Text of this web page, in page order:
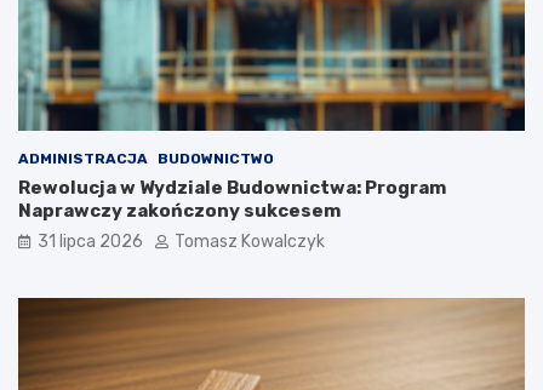
ADMINISTRACJA BUDOWNICTWO
Rewolucja w Wydziale Budownictwa: Program
Naprawczy zakończony sukcesem
31 lipca 2026 Tomasz Kowalczyk